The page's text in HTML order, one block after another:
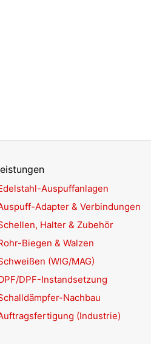
Auspuffanlagen
Adapter & Verbindungen
Halter & Zubehör
Biegen & Walzen
(WIG/MAG)
DPF-Instandsetzung
Nachbau
(Industrie)